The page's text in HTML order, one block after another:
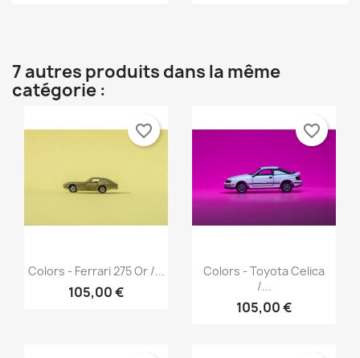
7 autres produits dans la même
catégorie :
Aperçu rapide
Colors - Ferrari 275 Or /...
105,00 €
favorite_border
Aperçu rapide
Colors - Toyota Celica
/...
105,00 €
favorite_border